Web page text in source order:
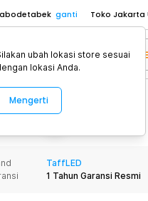
ganti Toko Jakarta
Toko
Toko Cikupa
Pick n Go
Pick n Go
Appliance
Produk
TaffLED
1 Tahun Garansi Resmi
ubah lokasi store sesuai
lokasi Anda.
Mengerti